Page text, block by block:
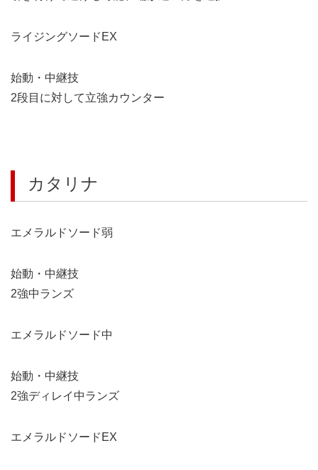
ライジングソードEX
始動・中継技
2段目に対して立強カウンター
カタリナ
エメラルドソード弱
始動・中継技
2強中ランズ
エメラルドソード中
始動・中継技
2強ディレイ中ランズ
エメラルドソードEX